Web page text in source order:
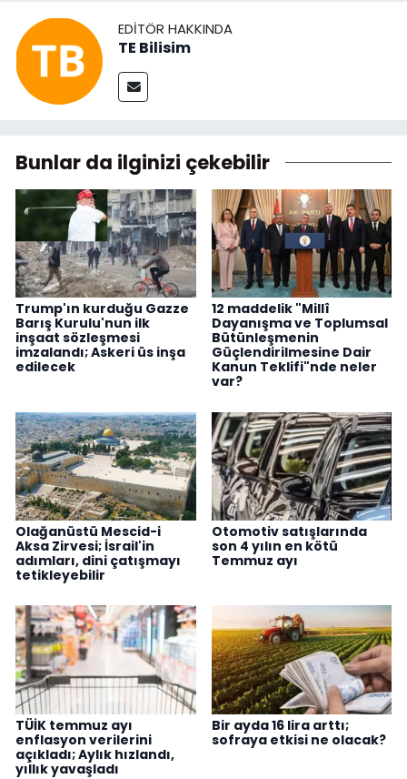
EDITÖR HAKKINDA
TE Bilisim
Bunlar da ilginizi çekebilir
Trump'ın kurduğu Gazze
Barış Kurulu'nun ilk
inşaat sözleşmesi
imzalandı; Askeri üs inşa
edilecek
12 maddelik "Millî
Dayanışma ve Toplumsal
Bütünleşmenin
Güçlendirilmesine Dair
Kanun Teklifi"nde neler
var?
Olağanüstü Mescid-i
Aksa Zirvesi; İsrail'in
adımları, dini çatışmayı
tetikleyebilir
Otomotiv satışlarında
son 4 yılın en kötü
Temmuz ayı
TÜİK temmuz ayı
enflasyon verilerini
açıkladı; Aylık hızlandı,
yıllık yavaşladı
Bir ayda 16 lira arttı;
sofraya etkisi ne olacak?